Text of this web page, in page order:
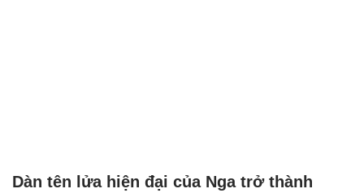
Dàn tên lửa hiện đại của Nga trở thành